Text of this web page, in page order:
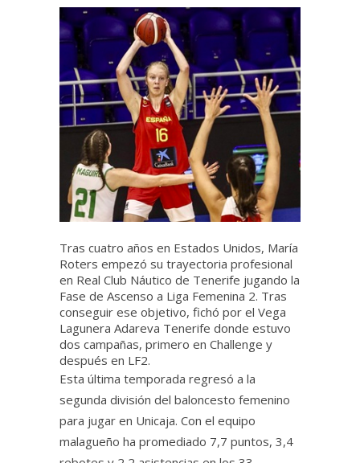
Tras cuatro años en Estados Unidos, María
Roters empezó su trayectoria profesional
en Real Club Náutico de Tenerife jugando la
Fase de Ascenso a Liga Femenina 2. Tras
conseguir ese objetivo, fichó por el Vega
Lagunera Adareva Tenerife donde estuvo
dos campañas, primero en Challenge y
después en LF2.
Esta última temporada regresó a la
segunda división del baloncesto femenino
para jugar en Unicaja. Con el equipo
malagueño ha promediado 7,7 puntos, 3,4